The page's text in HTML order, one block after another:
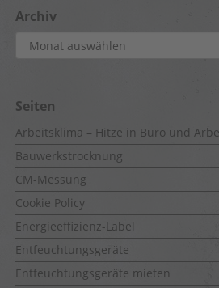
Archiv
Archiv
Seiten
Arbeitsklima – Hitze in Büro und
Bauwerkstrocknung
CM-Messung
Cookie Policy
Energieeffizienz-Label
Entfeuchtungsgeräte
Entfeuchtungsgeräte mieten